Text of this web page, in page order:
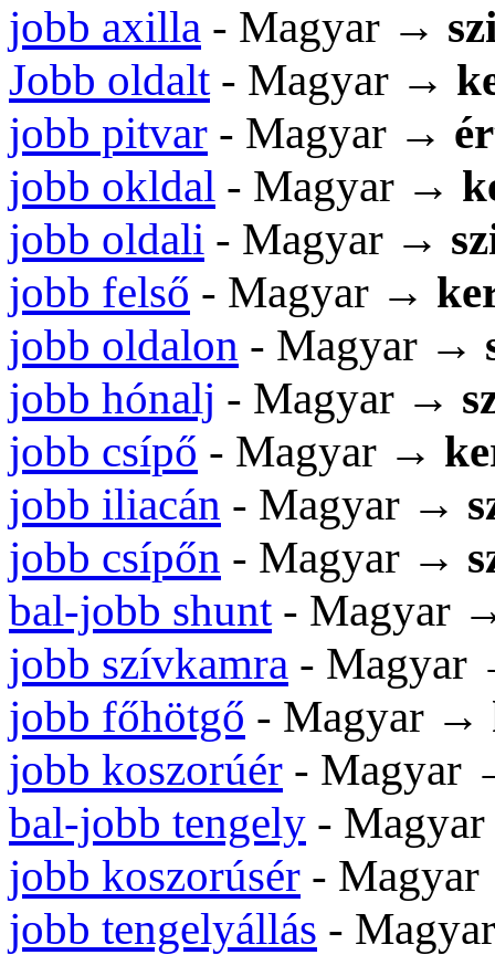
jobb axilla - Magyar →
Jobb oldalt- Magyar →
jobb pitvar - Magyar →
jobb okldal - Magyar →
jobb oldali - Magyar →
jobb felső - Magyar →
jobb oldalon - Magyar →
jobb hónalj - Magyar →
jobb csípő - Magyar →
jobb iliacán - Magyar →
jobb csípőn - Magyar →
bal-jobb shunt- Magyar
jobb szívkamra -
jobb főhötgő - Magyar →
jobb koszorúér -
bal-jobb tengely -
jobb koszorúsér -
jobb tengelyállás -